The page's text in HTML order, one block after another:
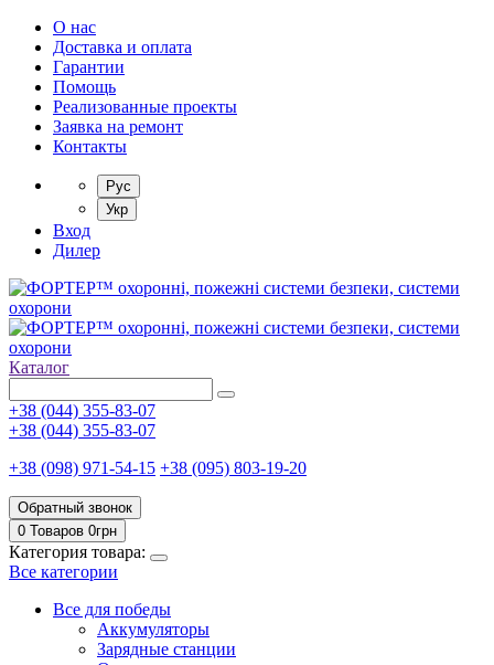
О нас
Доставка и оплата
Гарантии
Помощь
Реализованные проекты
Заявка на ремонт
Контакты
Рус
Укр
Вход
Дилер
Каталог
+38 (044) 355-83-07
+38 (044) 355-83-07
+38 (098) 971-54-15 +38 (095) 803-19-20
Обратный звонок
0 Товаров 0грн
Категория товара:
Все категории
Все для победы
Аккумуляторы
Зарядные станции